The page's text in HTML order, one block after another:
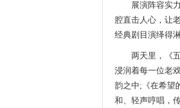
展演阵容实力
腔直击人心，让
经典剧目演绎得
两天里，《五
浸润着每一位老
韵之中;《在希望
和、轻声哼唱，